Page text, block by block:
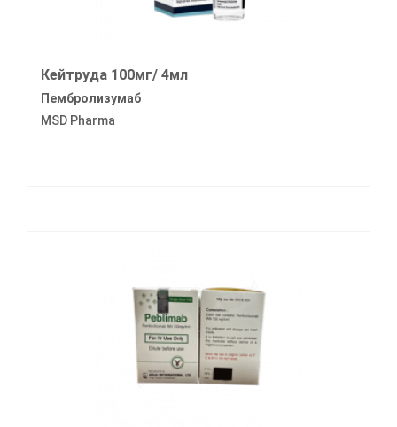
Кейтруда 100мг/ 4мл
Пембролизумаб
MSD Pharma